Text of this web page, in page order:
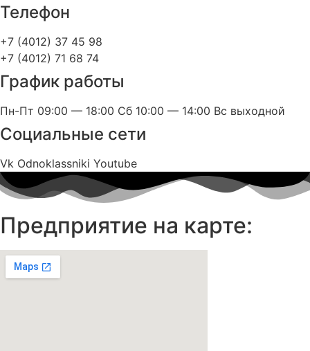
Телефон
+7 (4012) 37 45 98
+7 (4012) 71 68 74
График работы
Пн-Пт 09:00 — 18:00 Сб 10:00 — 14:00 Вс выходной
Социальные сети
Vk Odnoklassniki Youtube
Предприятие на карте: